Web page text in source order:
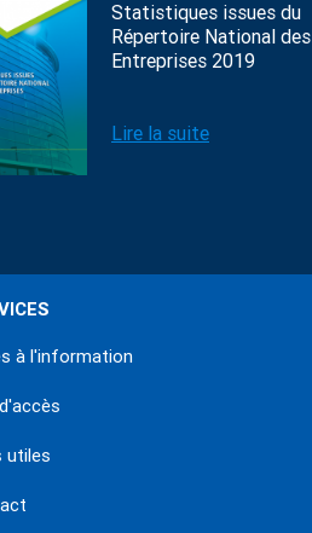
Statistiques issues du
Répertoire National des
Entreprises 2019
Lire la suite
à l'information
utiles